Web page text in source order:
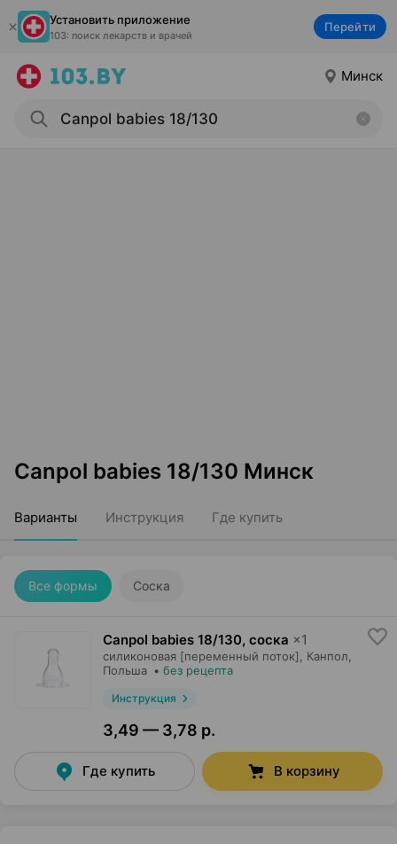
Установить приложение
103: поиск лекарств и врачей
Перейти
Минск
Canpol babies 18/130 Минск
Варианты Инструкция Где купить
Все формы Соска
Canpol babies 18/130, соска ×1
силиконовая [переменный поток], Канпол
Польша • без рецепта
Инструкция
3,49 — 3,78 р.
Где купить В корзину